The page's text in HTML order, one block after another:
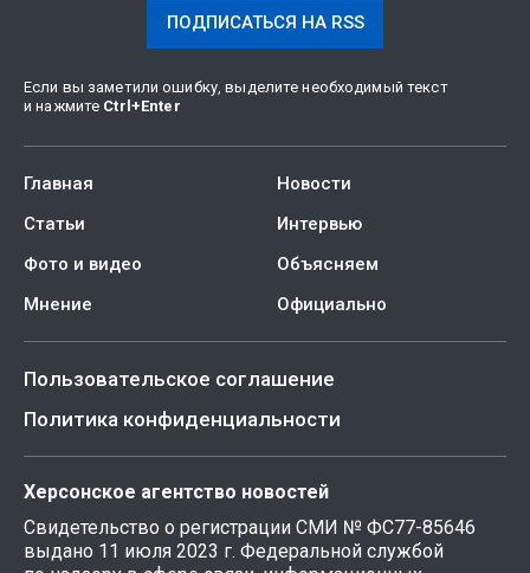
ПОДПИСАТЬСЯ НА RSS
Если вы заметили ошибку, выделите необходимый текст
и нажмите Ctrl +Enter
Главная
Новости
Статьи
Интервью
Фото и видео
Объясняем
Мнение
Официально
Пользовательское соглашение
Политика конфиденциальности
Херсонское агентство новостей
Свидетельство о регистрации СМИ № ФС77-85646
выдано 11 июля 2023 г. Федеральной службой